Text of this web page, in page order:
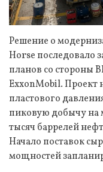
Решение о
Horse последовало
планов со стороны
ExxonMobil. Проект
пластового
пиковую добычу на
тысяч баррелей
Начало поставок
мощностей